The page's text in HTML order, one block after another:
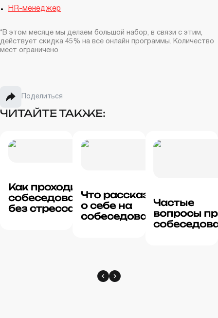
HR-менеджер
*В этом месяце мы делаем большой набор, в связи с этим,
действует скидка 45% на все онлайн программы. Количество
мест ограничено
Поделиться
ЧИТАЙТЕ ТАКЖЕ:
Как проходить
собеседование
без стресса и
Что рассказать
о себе на
собеседовании:
о чем говорить
Частые
вопросы